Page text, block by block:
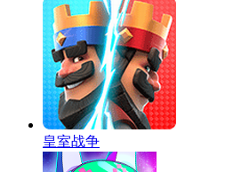
皇室战争